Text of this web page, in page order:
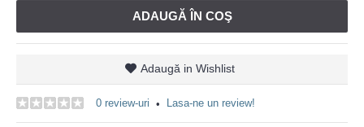
ADAUGĂ ÎN COŞ
Adaugă in Wishlist
0 review-uri • Lasa-ne un review!